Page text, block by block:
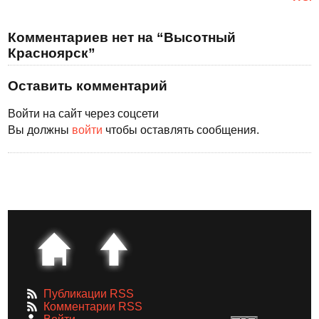
Комментариев нет на “Высотный
Красноярск”
Оставить комментарий
Войти на сайт через соцсети
Вы должны войти чтобы оставлять сообщения.
Публикации RSS
Комментарии RSS